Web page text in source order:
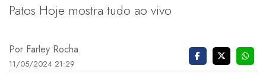
Patos Hoje mostra tudo ao vivo
Por Farley Rocha
11/05/2024 21:29